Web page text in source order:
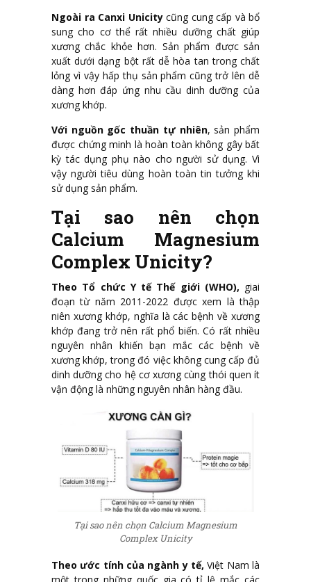
Ngoài ra Canxi Unicitycũng cung cấp và bổ
sung cho cơ thể rất nhiều dưỡng chất giúp
xương chắc khỏe hơn. Sản phẩm được sản
xuất dưới dạng bột rất dễ hòa tan trong chất
lỏng vì vậy hấp thụ sản phẩm cũng trở lên dễ
dàng hơn đáp ứng nhu cầu dinh dưỡng của
xương khớp.
Với nguồn gốc thuần tự nhiên, sản phẩm
được chứng minh là hoàn toàn không gây bất
kỳ tác dụng phụ nào cho người sử dụng. Vì
vậy người tiêu dùng hoàn toàn tin tưởng khi
sử dụng sản phẩm.
Tại sao nên chọn
Calcium Magnesium
Complex Unicity?
Theo Tổ chức Y tế Thế giới (WHO), giai
đoạn từ năm 2011-2022 được xem là thập
niên xương khớp, nghĩa là các bệnh về xương
khớp đang trở nên rất phổ biến. Có rất nhiều
nguyên nhân khiến bạn mắc các bệnh về
xương khớp, trong đó việc không cung cấp đủ
dinh dưỡng cho hệ cơ xương cùng thói quen ít
vận động là những nguyên nhân hàng đầu.
Tại sao nên chọn Calcium Magnesium
Complex Unicity
Theo ước tính của ngành y tế, Việt Nam là